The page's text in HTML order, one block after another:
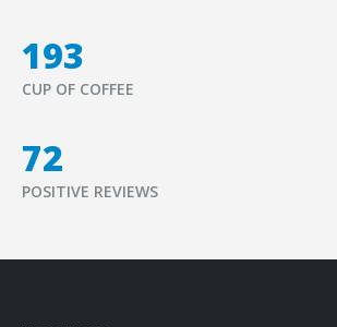
218
CUP OF COFFEE
81
POSITIVE REVIEWS